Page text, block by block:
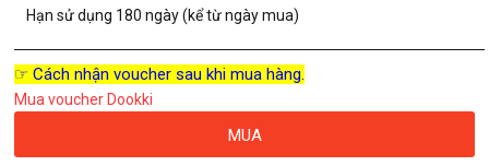
Hạn sử dụng 180 ngày (kể từ ngày mua)
☞ Cách nhận voucher sau khi mua hàng.
Mua voucher Dookki
MUA